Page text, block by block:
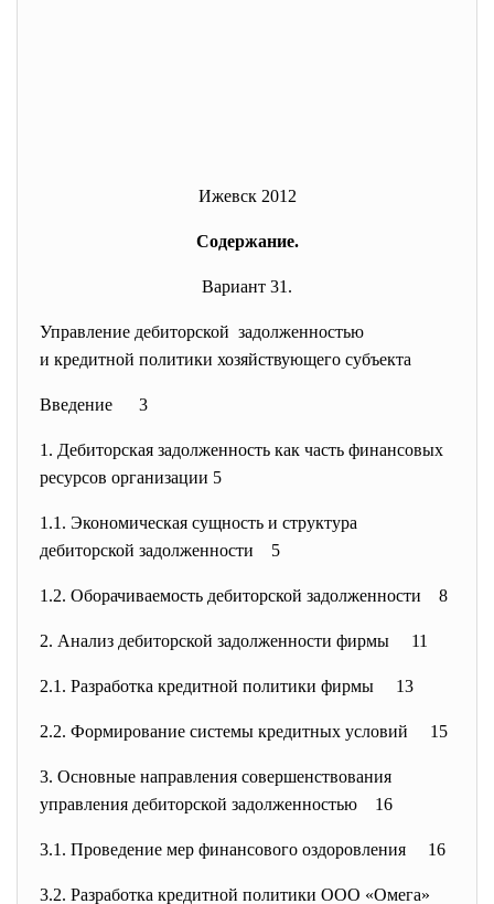
Ижевск 2012
Содержание.
Вариант 31.
Управление дебиторской задолженностью
и кредитной политики хозяйствующего субъекта
Введение 3
1. Дебиторская задолженность как часть финансовых
ресурсов организации 5
1.1. Экономическая сущность и структура
дебиторской задолженности 5
1.2. Оборачиваемость дебиторской задолженности 8
2. Анализ дебиторской задолженности фирмы 11
2.1. Разработка кредитной политики фирмы 13
2.2. Формирование системы кредитных условий 15
3. Основные направления совершенствования
управления дебиторской задолженностью 16
3.1. Проведение мер финансового оздоровления 16
3.2. Разработка кредитной политики ООО «Омега»